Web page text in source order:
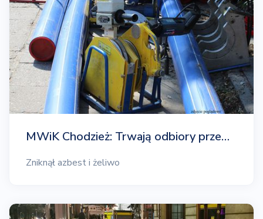
MWiK Chodzież: Trwają odbiory prze…
Zniknął azbest i żeliwo